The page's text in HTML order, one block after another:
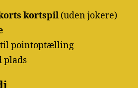
kortspil (uden jokere)
til pointoptælling
plads